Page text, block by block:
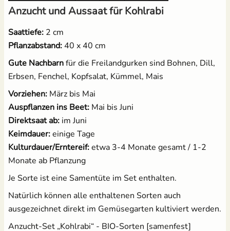
Anzucht und Aussaat für Kohlrabi
Saattiefe: 2 cm
Pflanzabstand:40 x 40 cm
Gute Nachbarnfür die Freilandgurken sind Bohnen, Dill,
Erbsen, Fenchel, Kopfsalat, Kümmel, Mais
Vorziehen: März bis Mai
Auspflanzen ins Beet: Mai bis Juni
Direktsaat ab: im Juni
Keimdauer:einige Tage
Kulturdauer/Erntereif:etwa 3-4 Monate gesamt / 1-2
Monate ab Pflanzung
Je Sorte ist eine Samentüte im Set enthalten.
Natürlich können alle enthaltenen Sorten auch
ausgezeichnet direkt im Gemüsegarten kultiviert werden.
Anzucht-Set „Kohlrabi“ - BIO-Sorten [samenfest]